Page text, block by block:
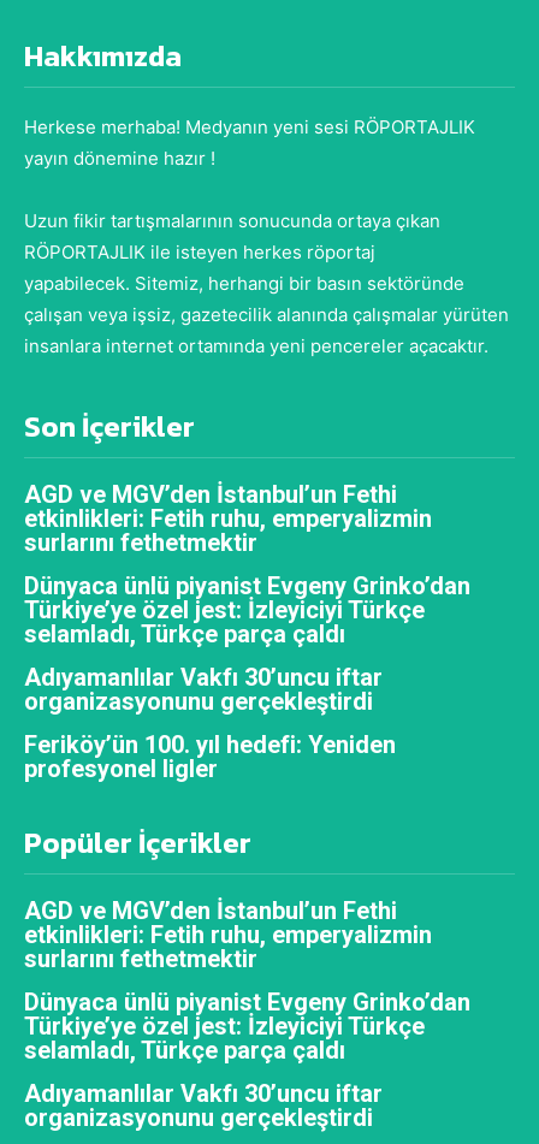
Hakkımızda
Herkese merhaba! Medyanın yeni sesi RÖPORTAJLIK
yayın dönemine hazır !
Uzun fikir tartışmalarının sonucunda ortaya çıkan
RÖPORTAJLIK ile isteyen herkes röportaj
yapabilecek. Sitemiz, herhangi bir basın sektöründe
çalışan veya işsiz, gazetecilik alanında çalışmalar yürüten
insanlara internet ortamında yeni pencereler açacaktır.
Son İçerikler
AGD ve MGV’den İstanbul’un Fethi
etkinlikleri: Fetih ruhu, emperyalizmin
surlarını fethetmektir
Dünyaca ünlü piyanist Evgeny Grinko’dan
Türkiye’ye özel jest: İzleyiciyi Türkçe
selamladı, Türkçe parça çaldı
Adıyamanlılar Vakfı 30’uncu iftar
organizasyonunu gerçekleştirdi
Feriköy’ün 100. yıl hedefi: Yeniden
profesyonel ligler
Popüler İçerikler
AGD ve MGV’den İstanbul’un Fethi
etkinlikleri: Fetih ruhu, emperyalizmin
surlarını fethetmektir
Dünyaca ünlü piyanist Evgeny Grinko’dan
Türkiye’ye özel jest: İzleyiciyi Türkçe
selamladı, Türkçe parça çaldı
Adıyamanlılar Vakfı 30’uncu iftar
organizasyonunu gerçekleştirdi